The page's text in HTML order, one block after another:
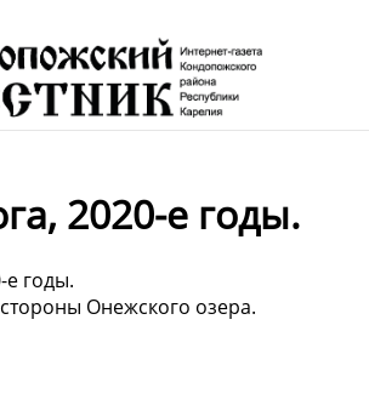
2020-е годы.
е годы.
Онежского озера.